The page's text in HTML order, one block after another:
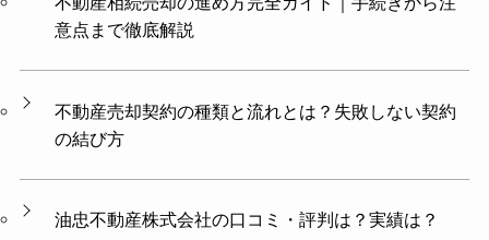
意点まで徹底解説
不動産売却契約の種類と流れとは？失敗しない契約
の結び方
油忠不動産株式会社の口コミ・評判は？実績は？